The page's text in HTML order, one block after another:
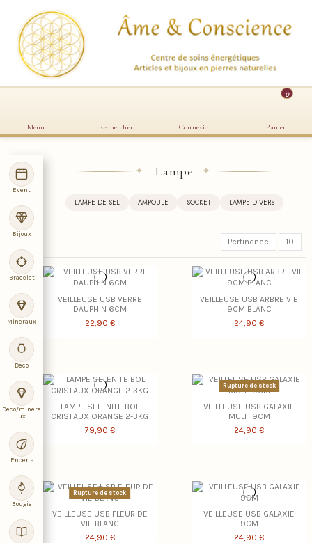
Menu Rechercher Connexion
0
Panier
Event
Bijoux
Bracelet
Mineraux
Deco
Deco/minera
ux
Encens
Bougie
✦ Lampe ✦
LAMPE DE SEL AMPOULE SOCKET LAMPE DIVERS
Pertinence 10
VEILLEUSE USB VERRE
DAUPHIN 6CM
22,90 €
VEILLEUSE USB ARBRE VIE
9CM BLANC
24,90 €
LAMPE SELENITE BOL
CRISTAUX ORANGE 2-3KG
79,90 €
Rupture de stock
VEILLEUSE USB GALAXIE
MULTI 9CM
24,90 €
Rupture de stock
VEILLEUSE USB FLEUR DE
VIE BLANC
24,90 €
VEILLEUSE USB GALAXIE
9CM
24,90 €